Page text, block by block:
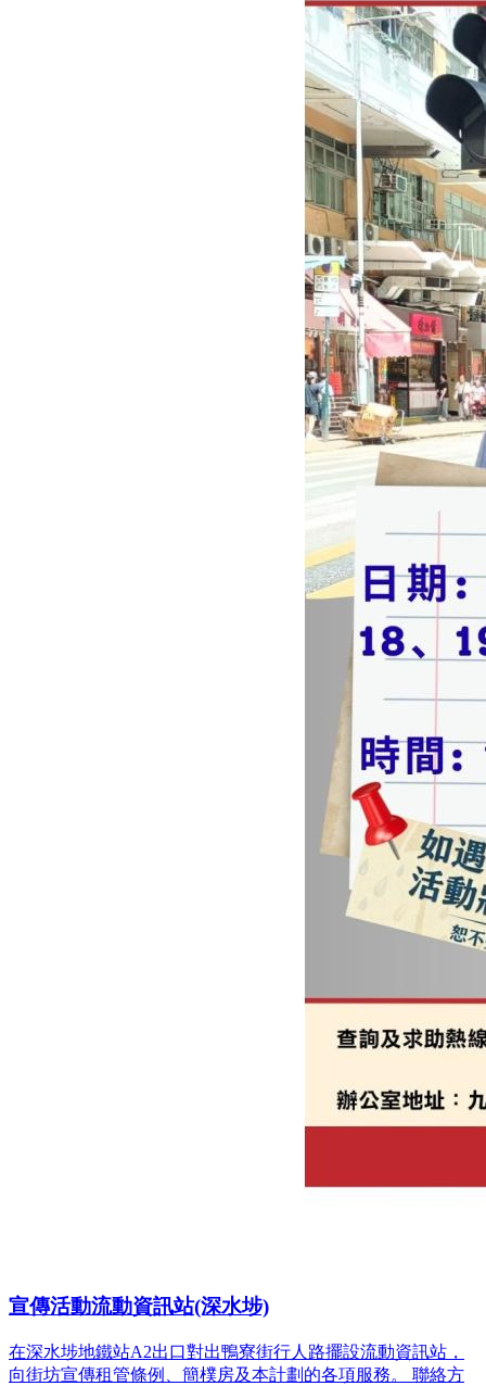
宣傳活動流動資訊站(深水埗)
在深水埗地鐵站A2出口對出鴨寮街行人路擺設流動資訊站，
向街坊宣傳租管條例、簡樸房及本計劃的各項服務。 聯絡方